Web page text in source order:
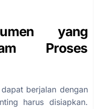
yang
Proses
berjalan dengan
harus disiapkan.